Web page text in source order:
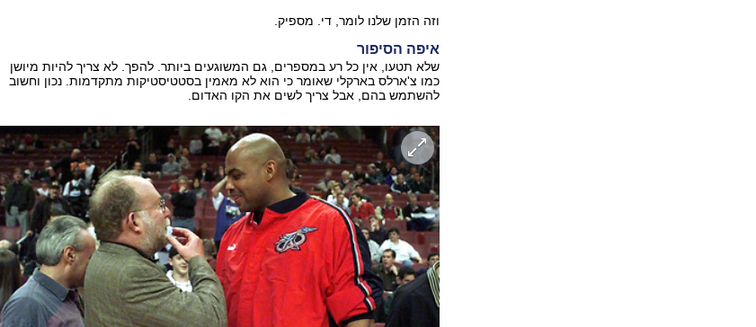
וזה הזמן שלנו לומר, די. מספיק.
איפה הסיפור
שלא תטעו, אין כל רע במספרים, גם המשוגעים ביותר. להפך. לא צריך להיות מיושן
כמו צ'ארלס בארקלי שאומר כי הוא לא מאמין בסטטיסטיקות מתקדמות. נכון וחשוב
להשתמש בהם, אבל צריך לשים את הקו האדום.